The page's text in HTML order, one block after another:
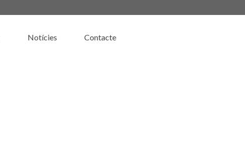
Notícies Contacte